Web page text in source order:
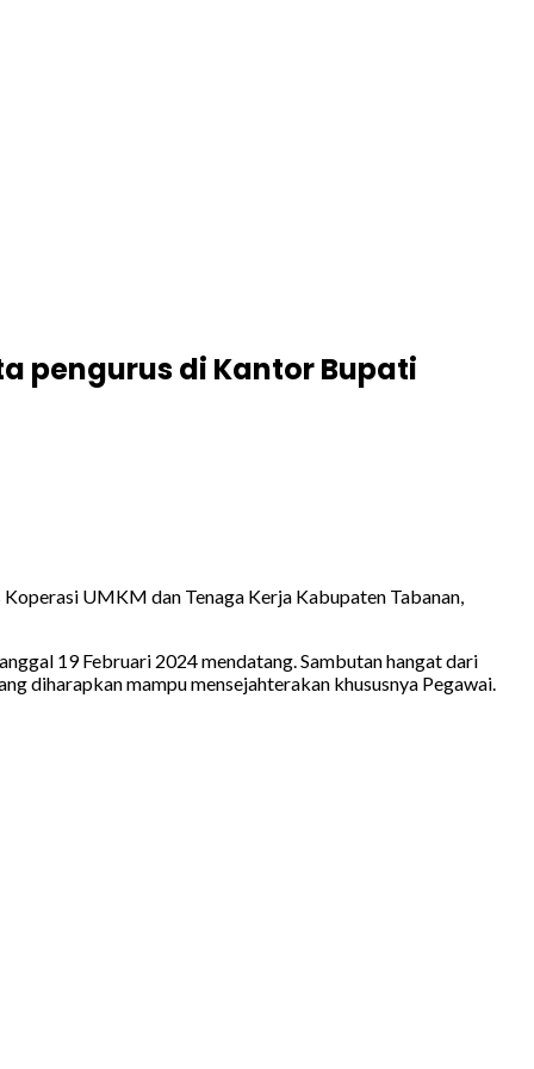
pengurus di Kantor Bupati
UMKM dan Tenaga Kerja Kabupaten Tabanan,
19 Februari 2024 mendatang. Sambutan hangat dari
diharapkan mampu mensejahterakan khususnya Pegawai.